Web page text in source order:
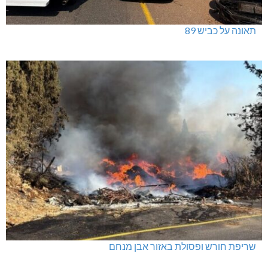
תאונה על כביש 89
שריפת חורש ופסולת באזור אבן מנחם